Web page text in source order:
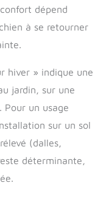
la pluie, la
en restant sûr
POUR
: Grâce à
avec isolation
son
surélevé
cette
isolée
dépend
à se retourner
hiver » indique une
jardin, sur une
Pour un usage
sur un sol
(dalles,
déterminante,